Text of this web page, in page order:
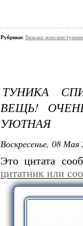
Рубрики: Вязалки женские/
ТУНИКА
ВЕЩЬ!
УЮТНАЯ
Воскресенье, 08
Это цитата
цитатник или